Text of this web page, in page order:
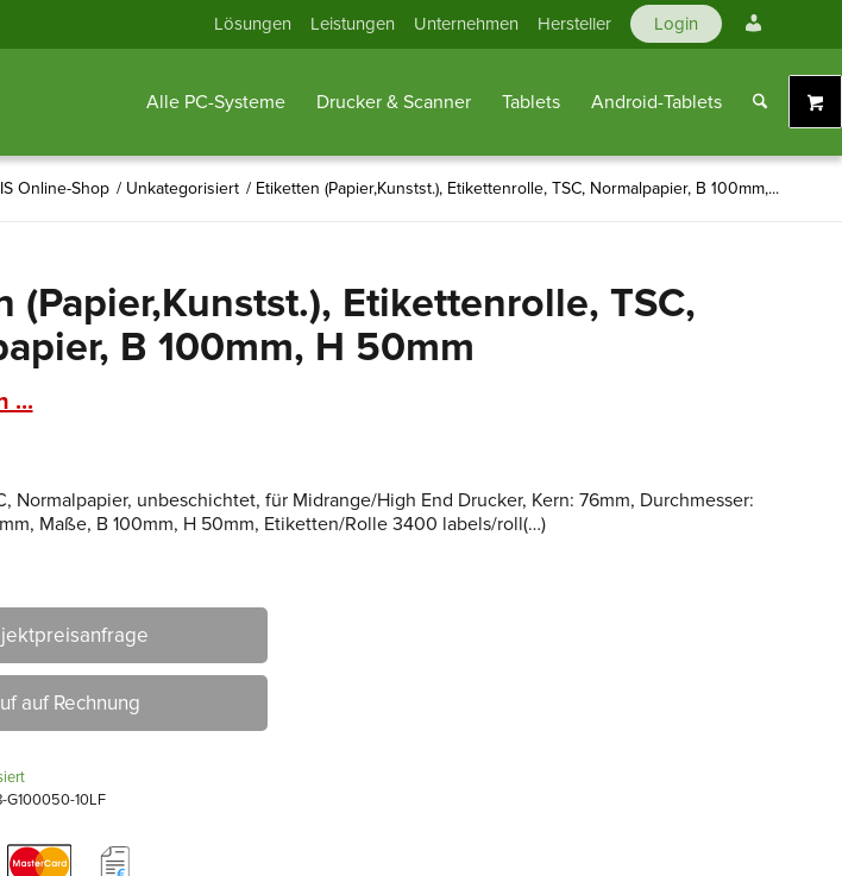
Lösungen Leistungen Unternehmen Hersteller Login
Konto
Alle PC-Systeme Drucker & Scanner Tablets Android-Tablets
Online-Shop / Unkategorisiert / Etiketten (Papier,Kunstst.), Etikettenrolle, TSC, Normalpapier, B 100mm,...
(Papier,Kunstst.), Etikettenrolle, TSC,
B 100mm, H 50mm
...
Normalpapier, unbeschichtet, für Midrange/High End Drucker, Kern: 76mm, Durchmesser:
Maße, B 100mm, H 50mm, Etiketten/Rolle 3400 labels/roll(…)
auf Rechnung
G100050-10LF